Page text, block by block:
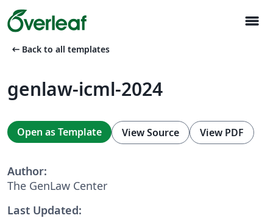
menu
arrow_left_alt Back to all templates
genlaw-icml-2024
Open as Template View Source View PDF
Author:
The GenLaw Center
Last Updated: